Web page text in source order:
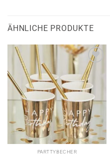
ÄHNLICHE PRODUKTE
PARTTYBECHER